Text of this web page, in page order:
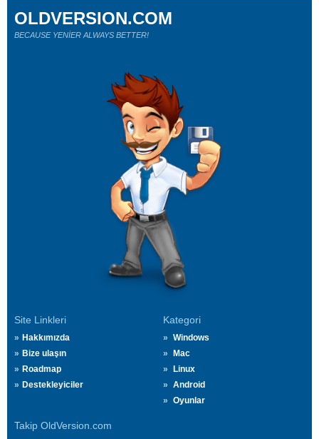
Site Linkleri
Hakkımızda
Bize ulaşın
Roadmap
Destekleyiciler
Kategori
Windows
Mac
Linux
Android
Oyunlar
Takip OldVersion.com
OLDVERSION.COM
BECAUSE YENİER ALWAYS BETTER!